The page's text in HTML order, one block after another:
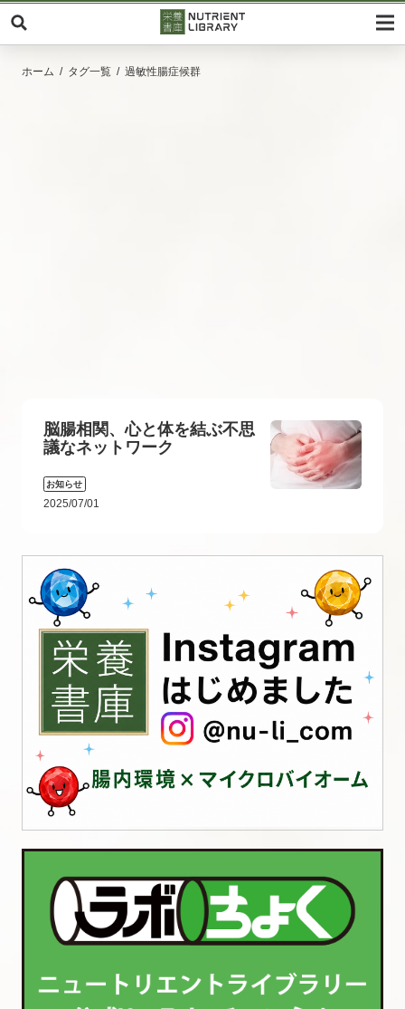
ホーム タグ一覧 過敏性腸症候群
脳腸相関、心と体を結ぶ不思
議なネットワーク
お知らせ
2025/07/01